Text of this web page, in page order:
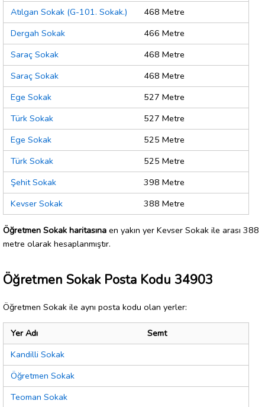
Atılgan Sokak (G-101. Sokak.)
468 Metre
Dergah Sokak
466 Metre
Saraç Sokak
468 Metre
Saraç Sokak
468 Metre
Ege Sokak
527 Metre
Türk Sokak
527 Metre
Ege Sokak
525 Metre
Türk Sokak
525 Metre
Şehit Sokak
398 Metre
Kevser Sokak
388 Metre
Öğretmen Sokak haritasına en yakın yer Kevser Sokak ile arası 388
metre olarak hesaplanmıştır.
Öğretmen Sokak Posta Kodu 34903
Öğretmen Sokak ile aynı posta kodu olan yerler:
Yer Adı
Semt
Kandilli Sokak
Öğretmen Sokak
Teoman Sokak